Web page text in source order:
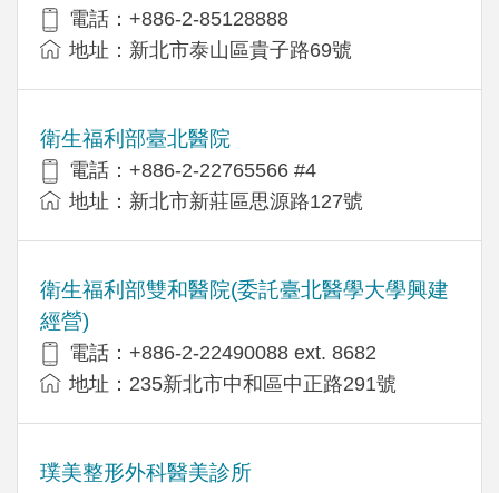
電話：+886-2-85128888
地址：新北市泰山區貴子路69號
衛生福利部臺北醫院
電話：+886-2-22765566 #4
地址：新北市新莊區思源路127號
衛生福利部雙和醫院(委託臺北醫學大學興建
經營)
電話：+​886-2-22490088 ext. 8682
地址：​235新北市中和區中正路291號
璞美整形外科醫美診所